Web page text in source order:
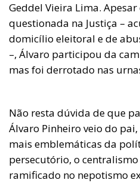
Geddel Vieira Lima.
questionada na Justiça –
domicílio eleitoral e de
–, Álvaro participou da
mas foi derrotado nas
Não resta dúvida de que
Álvaro Pinheiro veio do
mais emblemáticas da
persecutório, o
ramificado no nepotismo